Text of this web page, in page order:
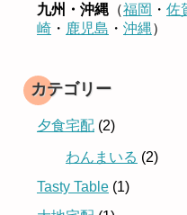
九州・沖縄 （福岡 ・ 佐
崎 ・ 鹿児島 ・ 沖縄）
カテゴリー
夕食宅配 (2)
わんまいる (2)
Tasty Table (1)